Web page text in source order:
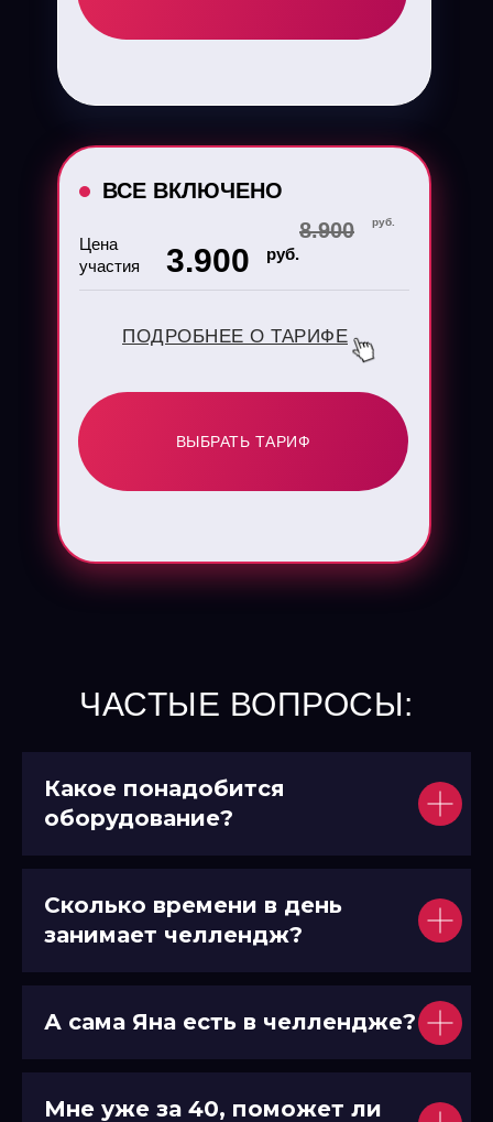
ВСЕ ВКЛЮЧЕНО
ВЫБРАТЬ ТАРИФ
Цена
участия
3.900 руб.
ПОДРОБНЕЕ О ТАРИФЕ
8.900 руб.
ЧАСТЫЕ ВОПРОСЫ:
Какое понадобится
оборудование?
Сколько времени в день
занимает челлендж?
А сама Яна есть в челлендже?
Мне уже за 40, поможет ли